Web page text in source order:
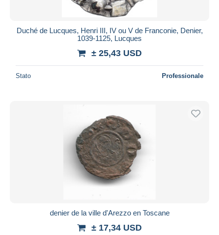
Duché de Lucques, Henri III, IV ou V de Franconie, Denier,
1039-1125, Lucques
± 25,43 USD
Stato Professionale
denier de la ville d'Arezzo en Toscane
± 17,34 USD